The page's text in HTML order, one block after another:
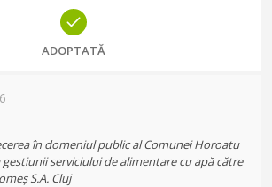
ADOPTATĂ
în domeniul public al Comunei Horoatu
gestiunii serviciului de alimentare cu apă către
S.A. Cluj